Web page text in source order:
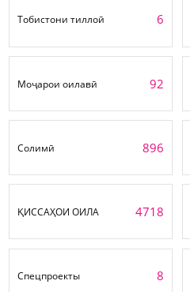
Тобистони тиллоӣ 6
Моҷарои оилавӣ 92
Солимӣ 896
ҚИССАҲОИ ОИЛА 4718
Спецпроекты 8